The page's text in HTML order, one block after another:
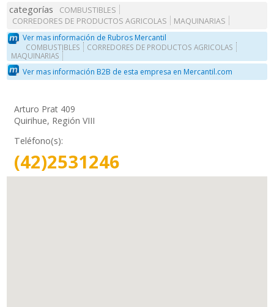
categorías
COMBUSTIBLES
CORREDORES DE PRODUCTOS AGRICOLAS
MAQUINARIAS
Ver mas información de Rubros Mercantil
COMBUSTIBLES
CORREDORES DE PRODUCTOS AGRICOLAS
MAQUINARIAS
Ver mas información B2B de esta empresa en Mercantil.com
Arturo Prat 409
Quirihue, Región VIII
Teléfono(s):
(42)2531246